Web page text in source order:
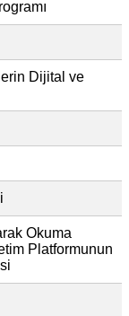
Dijital ve
Okuma
Platformunun